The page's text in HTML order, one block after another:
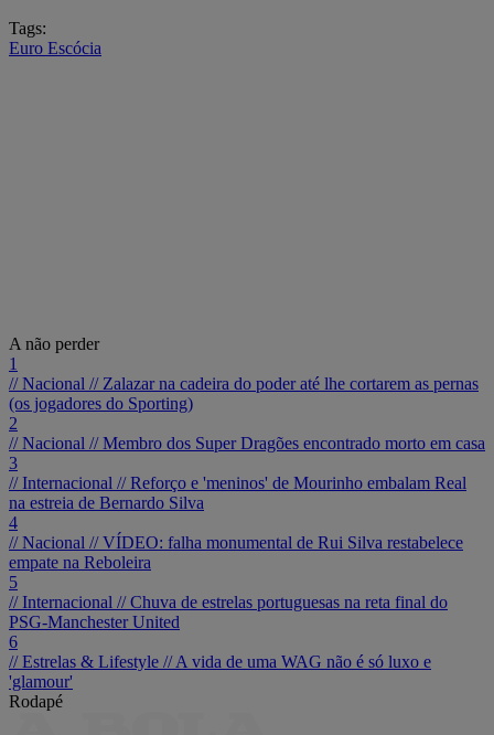
Tags:
Euro Escócia
A não perder
1
// Nacional // Zalazar na cadeira do poder até lhe cortarem as pernas
(os jogadores do Sporting)
2
// Nacional //Membro dos Super Dragões encontrado morto em casa
3
// Internacional //Reforço e 'meninos' de Mourinho embalam Real
na estreia de Bernardo Silva
4
// Nacional //VÍDEO: falha monumental de Rui Silva restabelece
empate na Reboleira
5
// Internacional //Chuva de estrelas portuguesas na reta final do
PSG-Manchester United
6
// Estrelas & Lifestyle //A vida de uma WAG não é só luxo e
'glamour'
Rodapé